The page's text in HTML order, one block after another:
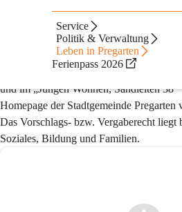
Service
Politik & Verwaltung
Leben in Pregarten
Ferienpass 2026
Freie Wohnungen im
„Betreubaren
und im „Jungen Wohnen, Sandleiten 38“
Homepage der Stadtgemeinde Pregarten
Das Vorschlags- bzw. Vergaberecht liegt
Soziales, Bildung und Familien.